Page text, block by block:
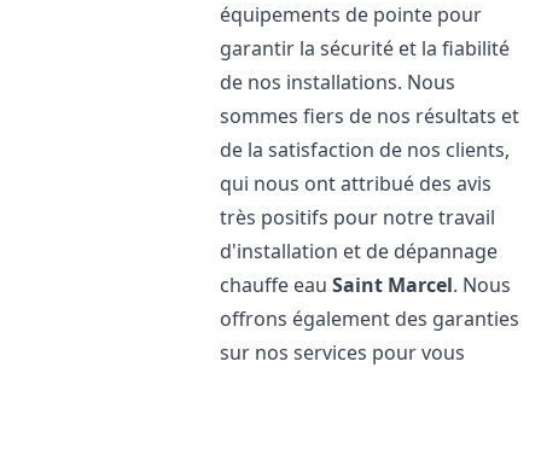
équipements de pointe pour
garantir la sécurité et la fiabilité
de nos installations. Nous
sommes fiers de nos résultats et
de la satisfaction de nos clients,
qui nous ont attribué des avis
très positifs pour notre travail
d'installation et de dépannage
chauffe eauSaint Marcel. Nous
offrons également des garanties
sur nos services pour vous